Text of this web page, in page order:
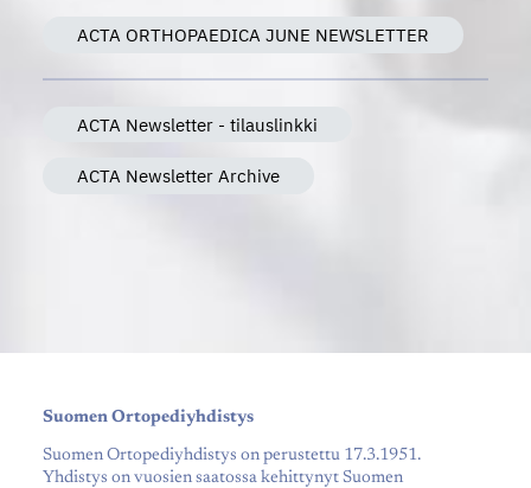
ACTA ORTHOPAEDICA JUNE NEWSLETTER
ACTA Newsletter - tilauslinkki
ACTA Newsletter Archive
Suomen Ortopediyhdistys
Suomen Ortopediyhdistys on perustettu 17.3.1951.
Yhdistys on vuosien saatossa kehittynyt Suomen